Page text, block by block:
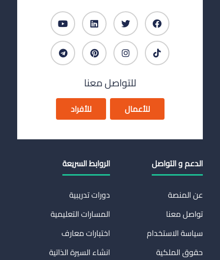
للتواصل معنا
للأعمال للأفراد
الدعم و التواصل
عن المنصة
تواصل معنا
سياسة الاستخدام
حقوق الملكية
الروابط السريعة
دورات تدريبية
المسارات التعليمية
اختبارات معارف
انشاء السيرة الذاتية